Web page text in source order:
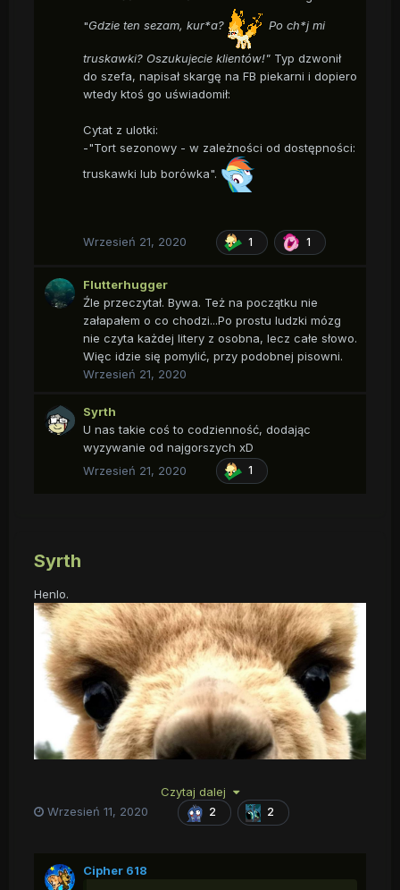
"Gdzie ten sezam, kur*a? Po ch*j mi
truskawki? Oszukujecie klientów!" Typ dzwonił
do szefa, napisał skargę na FB piekarni i dopiero
wtedy ktoś go uświadomił:
Cytat z ulotki:
-"Tort sezonowy - w zależności od dostępności:
truskawki lub borówka".
Wrzesień 21, 2020 1 1
Flutterhugger
Źle przeczytał. Bywa. Też na początku nie
załapałem o co chodzi...Po prostu ludzki mózg
nie czyta każdej litery z osobna, lecz całe słowo.
Więc idzie się pomylić, przy podobnej pisowni.
Wrzesień 21, 2020
Syrth
U nas takie coś to codzienność, dodając
wyzywanie od najgorszych xD
Wrzesień 21, 2020
1
Syrth
Henlo.
Czytaj dalej
Wrzesień 11, 2020
2 2
Cipher 618